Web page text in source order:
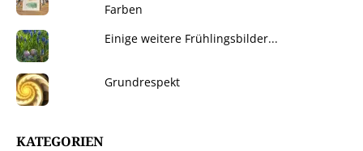
Farben
Einige weitere Frühlingsbilder...
Grundrespekt
KATEGORIEN